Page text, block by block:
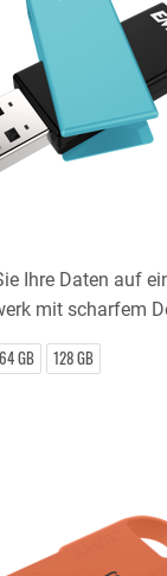
Ihre Daten auf
mit scharfem
64 GB 128 GB